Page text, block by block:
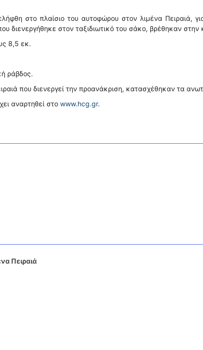
στο πλαίσιο του αυτοφώρου στον λιμένα Πειραιά,
διενεργήθηκε στον ταξιδιωτικό του σάκο, βρέθηκαν στην
8,5 εκ.
ράβδος.
που διενεργεί την προανάκριση, κατασχέθηκαν τα
αναρτηθεί στο www.hcg.gr.
Πειραιά